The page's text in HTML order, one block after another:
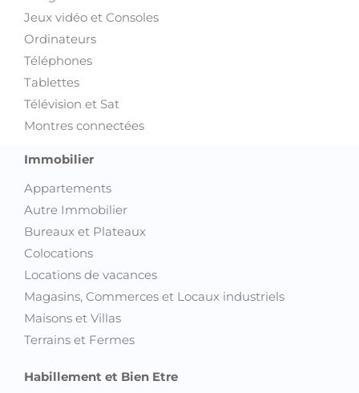
Jeux vidéo et Consoles
Ordinateurs
Téléphones
Tablettes
Télévision et Sat
Montres connectées
Immobilier
Appartements
Autre Immobilier
Bureaux et Plateaux
Colocations
Locations de vacances
Magasins, Commerces et Locaux industriels
Maisons et Villas
Terrains et Fermes
Habillement et Bien Etre